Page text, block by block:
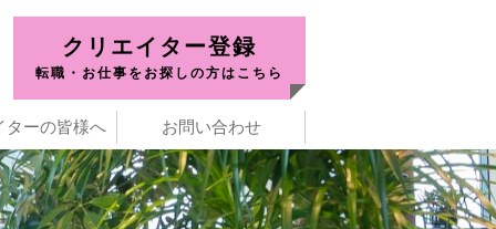
クリエイター登録
転職・お仕事をお探しの方はこちら
ターの皆様へ お問い合わせ